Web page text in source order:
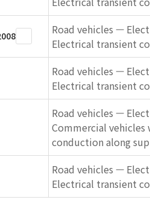
Road vehicles —
Electrical transient
Road vehicles —
Electrical transient
Road vehicles —
Commercial
conduction along
Road vehicles —
Electrical transient